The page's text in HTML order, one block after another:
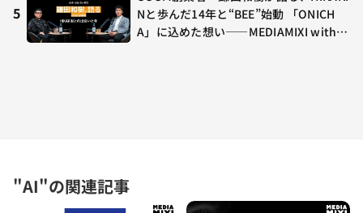
"AI"の関連記事
5
Nと歩んだ14年と“BEE”始動 「ONICH
A」に込めた想い——MEDIAMIXI with in